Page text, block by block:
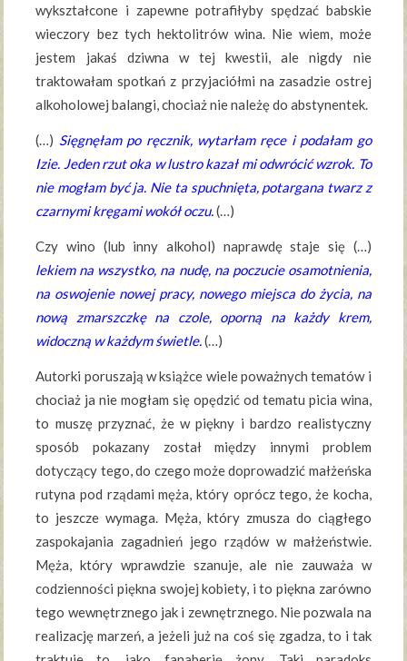
wykształcone i zapewne potrafiłyby spędzać babskie
wieczory bez tych hektolitrów wina. Nie wiem, może
jestem jakaś dziwna w tej kwestii, ale nigdy nie
traktowałam spotkań z przyjaciółmi na zasadzie ostrej
alkoholowej balangi, chociaż nie należę do abstynentek.
(…) Sięgnęłam po ręcznik, wytarłam ręce i podałam go
Izie. Jeden rzut oka w lustro kazał mi odwrócić wzrok. To
nie mogłam być ja. Nie ta spuchnięta, potargana twarz z
czarnymi kręgami wokół oczu.(…)
Czy wino (lub inny alkohol) naprawdę staje się (…)
lekiem na wszystko, na nudę, na poczucie osamotnienia,
na oswojenie nowej pracy, nowego miejsca do życia, na
nową zmarszczkę na czole, oporną na każdy krem,
widoczną w każdym świetle.(…)
Autorki poruszają w książce wiele poważnych tematów i
chociaż ja nie mogłam się opędzić od tematu picia wina,
to muszę przyznać, że w piękny i bardzo realistyczny
sposób pokazany został między innymi problem
dotyczący tego, do czego może doprowadzić małżeńska
rutyna pod rządami męża, który oprócz tego, że kocha,
to jeszcze wymaga. Męża, który zmusza do ciągłego
zaspokajania zagadnień jego rządów w małżeństwie.
Męża, który wprawdzie szanuje, ale nie zauważa w
codzienności piękna swojej kobiety, i to piękna zarówno
tego wewnętrznego jak i zewnętrznego. Nie pozwala na
realizację marzeń, a jeżeli już na coś się zgadza, to i tak